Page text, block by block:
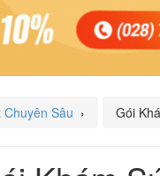
Sâu › Gói